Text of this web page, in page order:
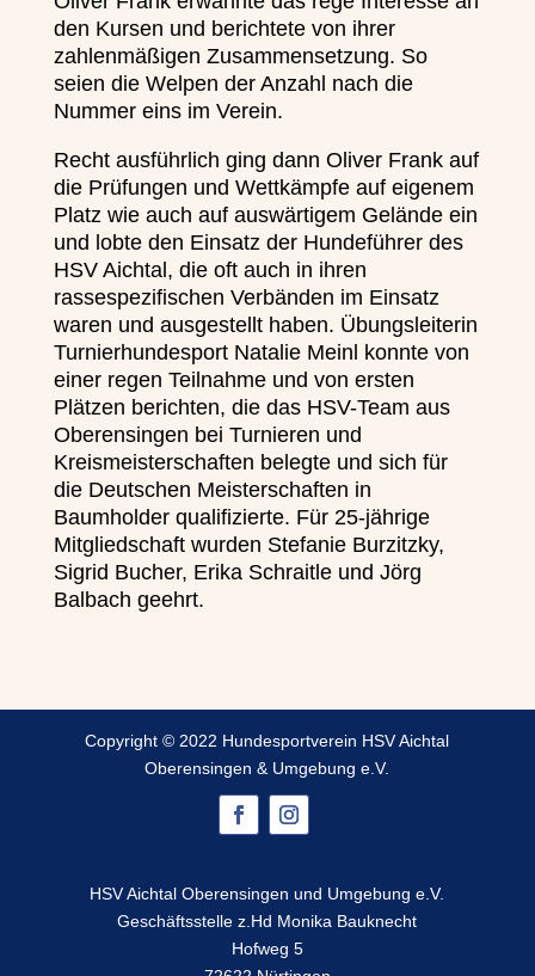
den Kursen und berichtete von ihrer
zahlenmäßigen Zusammensetzung. So
seien die Welpen der Anzahl nach die
Nummer eins im Verein.
Recht ausführlich ging dann Oliver Frank auf
die Prüfungen und Wettkämpfe auf eigenem
Platz wie auch auf auswärtigem Gelände ein
und lobte den Einsatz der Hundeführer des
HSV Aichtal, die oft auch in ihren
rassespezifischen Verbänden im Einsatz
waren und ausgestellt haben. Übungsleiterin
Turnierhundesport Natalie Meinl konnte von
einer regen Teilnahme und von ersten
Plätzen berichten, die das HSV-Team aus
Oberensingen bei Turnieren und
Kreismeisterschaften belegte und sich für
die Deutschen Meisterschaften in
Baumholder qualifizierte. Für 25-jährige
Mitgliedschaft wurden Stefanie Burzitzky,
Sigrid Bucher, Erika Schraitle und Jörg
Balbach geehrt.
Copyright © 2022 Hundesportverein HSV Aichtal
Oberensingen & Umgebung e.V.
HSV Aichtal Oberensingen und Umgebung e.V.
Geschäftsstelle z.Hd Monika Bauknecht
Hofweg 5